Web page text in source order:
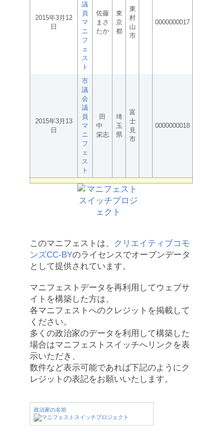
2015年3月12
日
議
員
マ
ニ
フ
ェ
ス
ト
佐藤
まさ
たか
東
京
都
東
村
山
市
0000000017
2015年3月13
日
市
議
会
議
員
マ
ニ
フ
ェ
ス
ト
田
中
栄志
埼
玉
県
富
士
見
市
0000000018
このマニフェストは、
クリエイティブコモ
ンズCC-BYのライセンスでオープンデータ
として提供されています。
マニフェストデータを再利用してウェブサ
イトを構築した方は、
各マニフェストへのクレジットを掲載して
ください。
多くの政治家のデータを利用して構築した
場合はマニフェストスイッチへリンクを表
示いただき、
数件など表示可能であれば下記のようにク
レジットの表記をお願いいたします。
政治家の名前